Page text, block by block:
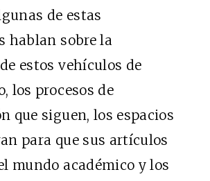
de estas
hablan sobre la
estos vehículos de
los procesos de
que siguen, los espacios
para que sus artículos
mundo académico y los